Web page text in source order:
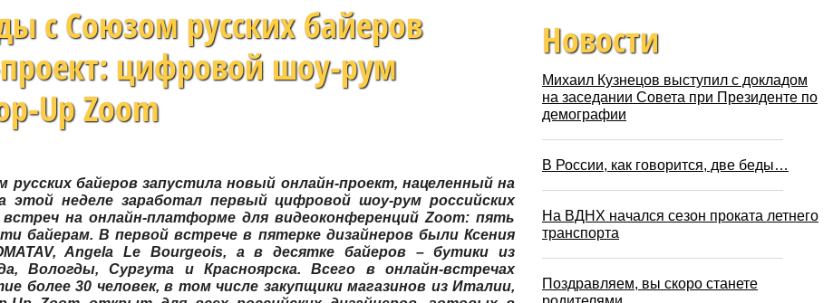
с Союзом русских байеров
цифровой шоу-рум
Up Zoom
байеров запустила новый онлайн-проект, нацеленный на
этой неделе заработал первый цифровой шоу-рум российских
на онлайн-платформе для видеоконференций Zoom: пять
байерам. В первой встрече в пятерке дизайнеров были Ксения
Angela Le Bourgeois, а в десятке байеров – бутики из
Вологды, Сургута и Красноярска. Всего в онлайн-встречах
более 30 человек, в том числе закупщики магазинов из Италии,
Новости
Михаил Кузнецов выступил с докладом
на заседании Совета при Президенте по
демографии
В России, как говорится, две беды…
На ВДНХ начался сезон проката летнего
транспорта
Поздравляем, вы скоро станете